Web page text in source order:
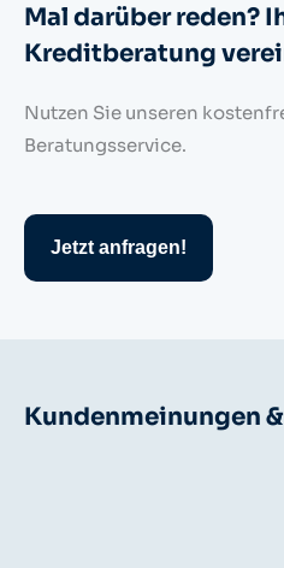
Mal darüber reden?
Kreditberatung
Nutzen Sie unseren
Beratungsservice.
Jetzt anfragen!
Kundenmeinungen